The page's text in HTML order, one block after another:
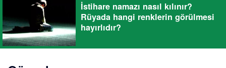
İstihare namazı nasıl kılınır?
Rüyada hangi renklerin görülmesi
hayırlıdır?